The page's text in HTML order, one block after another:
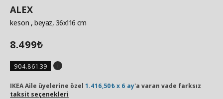
ALEX
keson , beyaz, 36x116 cm
8.499₺
904.861.39
IKEA Aile üyelerine özel 1.416,50₺ x 6 ay'a varan vade farksız
taksit seçenekleri